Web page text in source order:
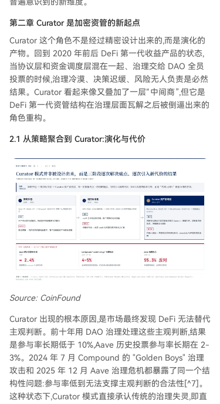
第二章 Curator 是加密资管的新起点
Curator 这个角色不是经过精密设计出来的,而是演化的
产物。回到 2020 年前后 DeFi 第一代收益产品的状态,
当协议层和资金调度层混在一起、治理交给 DAO 全员
投票的时候,治理冷漠、决策迟缓、风险无人负责是必然
结果。Curator 看起来像又叠加了一层“中间商”,但它是
DeFi 第一代资管结构在治理层面瓦解之后被倒逼出来的
角色重构。
2.1 从策略聚合到 Curator:演化与代价
Source: CoinFound
Curator 出现的根本原因,是市场最终发现 DeFi 无法替代
主观判断。前十年用 DAO 治理处理这些主观判断,结果
是参与率长期低于 10%,Aave 历史投票参与率长期在 2-
3%。2024 年 7 月 Compound 的 "Golden Boys" 治理
攻击和 2025 年 12 月 Aave 治理危机都暴露了同一个结
构性问题:参与率低到无法支撑主观判断的合法性[^7]。
这种状态下,Curator 模式直接承认传统的治理失灵,即直